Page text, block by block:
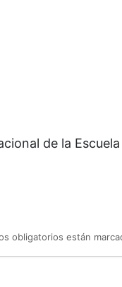
de la Escuela
obligatorios están